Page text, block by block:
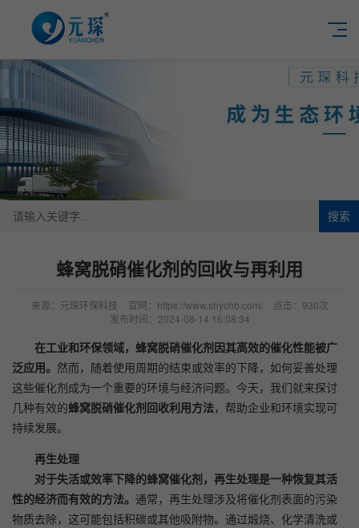
搜索
蜂窝脱硝催化剂的回收与再利用
来源：元琛环保科技 官网：https://www.shychb.com/
点击：930次
发布时间：2024-08-14 16:08:34
在工业和环保领域，蜂窝脱硝催化剂因其高效的催化性能被广
泛应用。 然而，随着使用周期的结束或效率的下降，如何妥善处理
这些催化剂成为一个重要的环境与经济问题。今天，我们就来探讨
几种有效的蜂窝脱硝催化剂回收利用方法，帮助企业和环境实现可
持续发展。
再生处理
对于失活或效率下降的蜂窝催化剂，再生处理是一种恢复其活
性的经济而有效的方法。 通常，再生处理涉及将催化剂表面的污染
物质去除，这可能包括积碳或其他吸附物。通过煅烧、化学清洗或